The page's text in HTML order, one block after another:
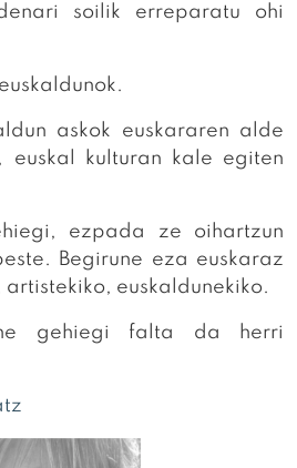
soilik erreparatu ohi
askok euskararen alde
euskal kulturan kale egiten
ezpada ze oihartzun
Begirune eza euskaraz
euskaldunekiko.
gehiegi falta da herri